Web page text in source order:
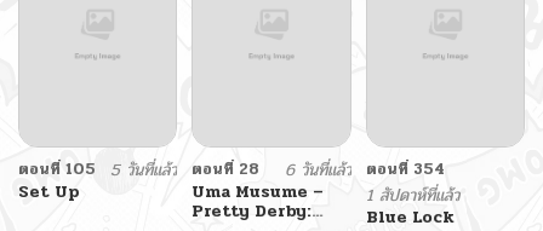
ตอนที่ 105
5 วันที่แล้ว
Set Up
ตอนที่ 28
6 วันที่แล้ว
Uma Musume –
Pretty Derby:
ตอนที่ 354
1 สัปดาห์ที่แล้ว
Blue Lock